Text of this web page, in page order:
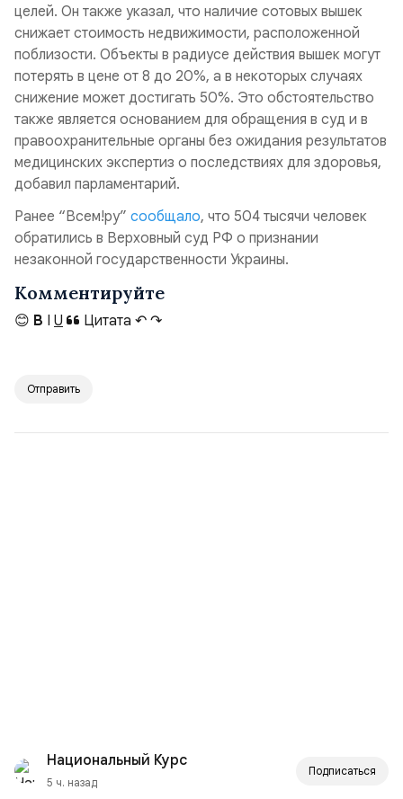
целей. Он также указал, что наличие сотовых вышек
снижает стоимость недвижимости, расположенной
поблизости. Объекты в радиусе действия вышек могут
потерять в цене от 8 до 20%, а в некоторых случаях
снижение может достигать 50%. Это обстоятельство
также является основанием для обращения в суд и в
правоохранительные органы без ожидания результатов
медицинских экспертиз о последствиях для здоровья,
добавил парламентарий.
Ранее “Всем!ру” сообщало, что 504 тысячи человек
обратились в Верховный суд РФ о признании
незаконной государственности Украины.
Комментируйте
😊 B I U Цитата ↶ ↷
Отправить
Национальный Курс
5 ч. назад
Подписаться